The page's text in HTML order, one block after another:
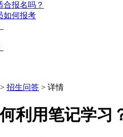
合报名吗？
如何报考
> 招生问答 > 详情
利用笔记学习